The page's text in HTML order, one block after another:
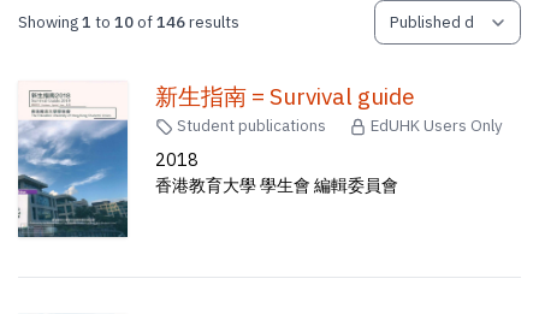
Showing1 to10of146results
新生指南 = Survival guide
Student publications EdUHK Users Only
2018
香港教育大學 學生會 編輯委員會